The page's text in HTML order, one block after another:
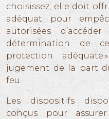
choisissez, elle doit
adéquat pour
autorisées
détermination de
protection
jugement de la part
feu.
Les dispositifs
conçus pour